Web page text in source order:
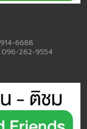
6688
262-9554